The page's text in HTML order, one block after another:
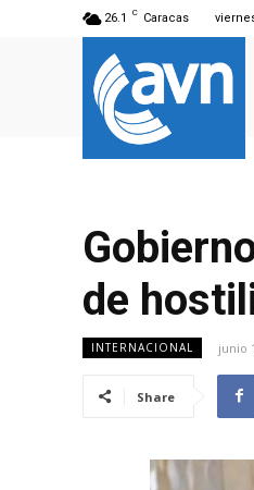
26.1 C Caracas
de
INTERNACIONAL junio
Share